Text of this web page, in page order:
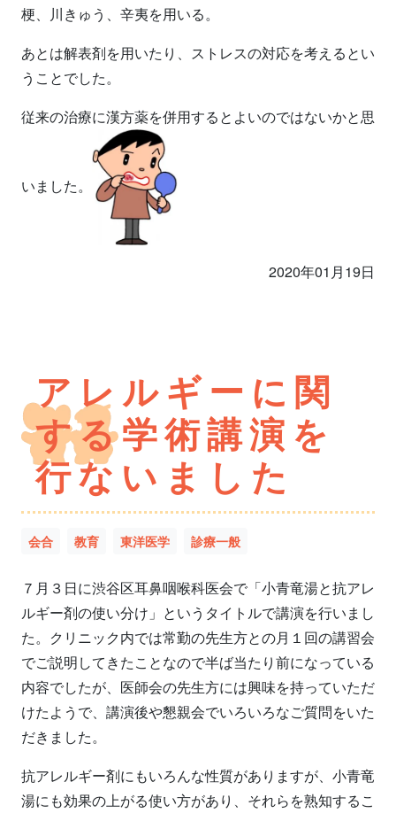
梗、川きゅう、辛夷を用いる。
あとは解表剤を用いたり、ストレスの対応を考えるとい
うことでした。
従来の治療に漢方薬を併用するとよいのではないかと思
いました。
2020年01月19日
アレルギーに関
する学術講演を
行ないました
会合 教育 東洋医学 診療一般
７月３日に渋谷区耳鼻咽喉科医会で「小青竜湯と抗アレ
ルギー剤の使い分け」というタイトルで講演を行いまし
た。クリニック内では常勤の先生方との月１回の講習会
でご説明してきたことなので半ば当たり前になっている
内容でしたが、医師会の先生方には興味を持っていただ
けたようで、講演後や懇親会でいろいろなご質問をいた
だきました。
抗アレルギー剤にもいろんな性質がありますが、小青竜
湯にも効果の上がる使い方があり、それらを熟知するこ